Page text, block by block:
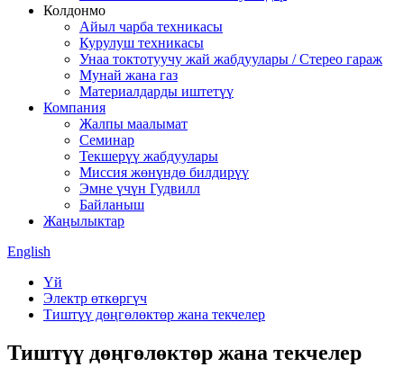
Колдонмо
Айыл чарба техникасы
Курулуш техникасы
Унаа токтотуучу жай жабдуулары / Стерео гараж
Мунай жана газ
Материалдарды иштетүү
Компания
Жалпы маалымат
Семинар
Текшерүү жабдуулары
Миссия жөнүндө билдирүү
Эмне үчүн Гудвилл
Байланыш
Жаңылыктар
English
Үй
Электр өткөргүч
Тиштүү дөңгөлөктөр жана текчелер
Тиштүү дөңгөлөктөр жана текчелер